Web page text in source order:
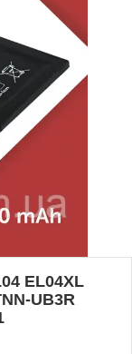
EL04XL
UB3R